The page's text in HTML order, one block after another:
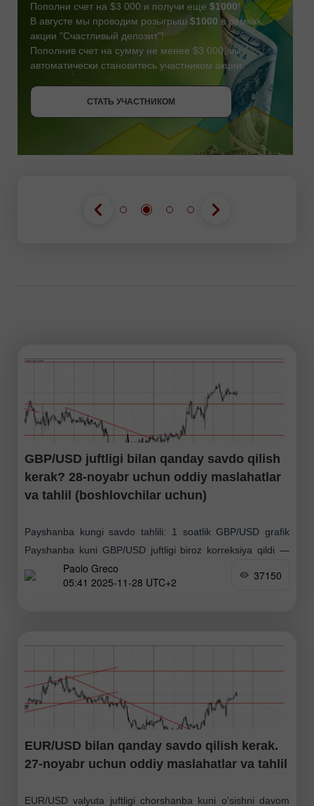
СТАТЬ УЧАСТНИКОМ
Пополни счет на $3 000 и получи еще $1000!
В августе мы проводим розыгрыш $1000 в рамках
акции "Счастливый депозит"!
Пополнив счет на сумму не менее $3 000, вы
автоматически становитесь участником акции.
СТАТЬ УЧАСТНИКОМ
ПОЛУЧИТЬ БОНУС
GBP/USD juftligi bilan qanday savdo qilish
kerak? 28-noyabr uchun oddiy maslahatlar
va tahlil (boshlovchilar uchun)
Payshanba kungi savdo tahlili: 1 soatlik GBP/USD grafik
Payshanba kuni GBP/USD juftligi biroz korreksiya qildi —
chorshanba kungi cho'qqilardan orqaga tortildi.
Makroiqtisodiy yoki fundamental omillar bo'lmaganligi
Paolo Greco
05:41 2025-11-28 UTC+2
37150
EUR/USD bilan qanday savdo qilish kerak.
27-noyabr uchun oddiy maslahatlar va tahlil
EUR/USD valyuta juftligi chorshanba kuni o'sishni davom